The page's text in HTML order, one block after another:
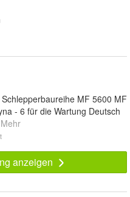
MF 5600 MF
- 6 für die Wartung Deutsch
anzeigen